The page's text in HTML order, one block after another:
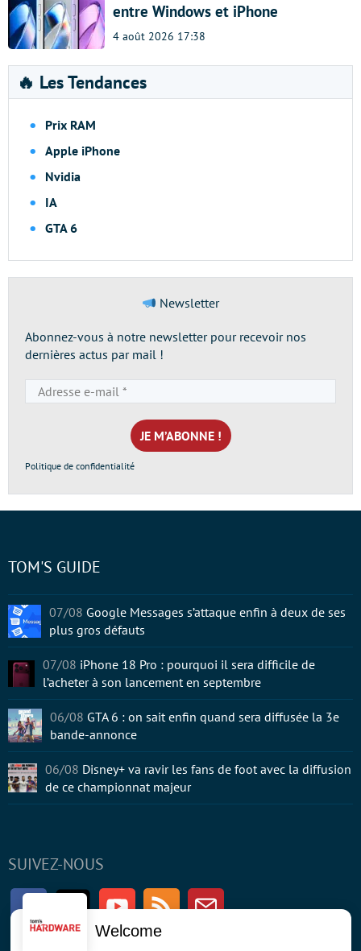
entre Windows et iPhone
4 août 2026 17:38
🔥 Les Tendances
Prix RAM
Apple iPhone
Nvidia
IA
GTA 6
Newsletter
Abonnez-vous à notre newsletter pour recevoir nos
dernières actus par mail !
e-
mail
*
Politique de confidentialité
SUIVEZ-NOUS
FacebookTwitter Youtube RSS Newsletter
TOM'S GUIDE
07/08 Google Messages s’attaque enfin à deux de ses
plus gros défauts
07/08 iPhone 18 Pro : pourquoi il sera difficile de
l’acheter à son lancement en septembre
06/08 GTA 6 : on sait enfin quand sera diffusée la 3e
bande-annonce
06/08 Disney+ va ravir les fans de foot avec la diffusion
de ce championnat majeur
Welcome